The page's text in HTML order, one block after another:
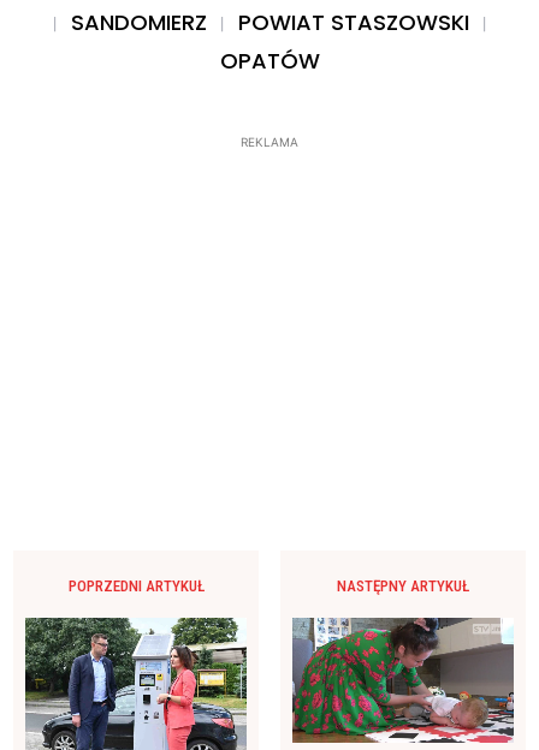
SANDOMIERZ
POWIAT STASZOWSKI
OPATÓW
REKLAMA
POPRZEDNI ARTYKUŁ NASTĘPNY ARTYKUŁ